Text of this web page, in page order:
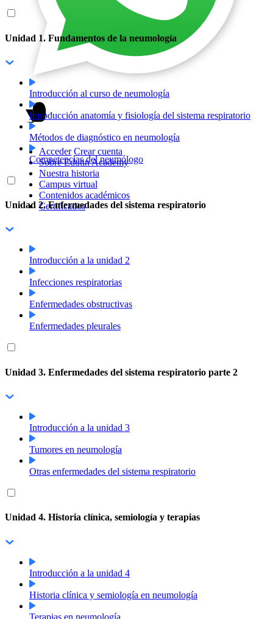
Acceder Crear cuenta
Sobre Edutin Academy
Nuestra historia
Campus virtual
Contenidos académicos
Certificados
Unidad 1. Fundamentos de la neumología
Introducción al curso de neumología
Introducción anatomía y fisiología del sistema respiratorio
Métodos de diagnóstico en neumología
Competencias del neumólogo
Unidad 2. Enfermedades del sistema respiratorio
Introducción a la unidad 2
Infecciones respiratorias
Enfermedades obstructivas
Enfermedades pleurales
Unidad 3. Enfermedades del sistema respiratorio parte 2
Introducción a la unidad 3
Tumores en neumología
Otras enfermedades del sistema respiratorio
Unidad 4. Historia clínica, semiología y terapias
Introducción a la unidad 4
Historia clínica y semiología en neumología
Terapias en neumología